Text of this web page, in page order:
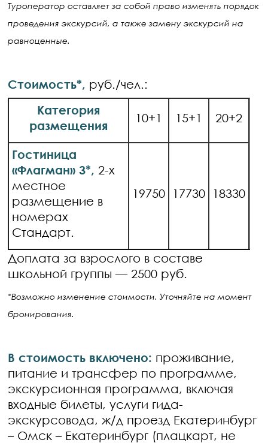
Туроператор оставляет за собой право изменять порядок
проведения экскурсий, а также замену экскурсий на
равноценные.
Стоимость*, руб./чел.:
Категория
размещения
10+1 15+1 20+2
Гостиница
«Флагман» 3*, 2-х
местное
размещение в
номерах
Стандарт.
19750 17730 18330
Доплата за взрослого в составе
школьной группы — 2500 руб.
*Возможно изменение стоимости. Уточняйте на момент
бронирования.
В стоимость включено: проживание,
питание и трансфер по программе,
экскурсионная программа, включая
входные билеты, услуги гида-
экскурсовода, ж/д проезд Екатеринбург
– Омск – Екатеринбург (плацкарт, не